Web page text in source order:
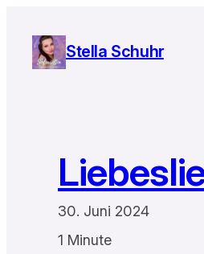
Inhalt
springen
Stella Schuhr
30. Juni 2024
1 Minute